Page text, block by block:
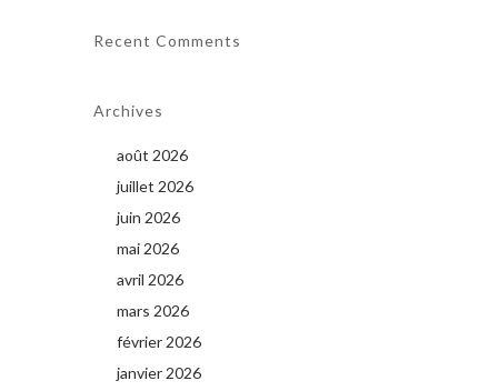
Recent Comments
Archives
août 2026
juillet 2026
juin 2026
mai 2026
avril 2026
mars 2026
février 2026
janvier 2026